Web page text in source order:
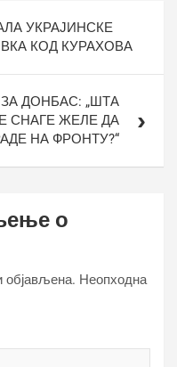
УКРАЈИНСКЕ
КОД КУРАХОВА
ДОНБАС: „ШТА
СНАГЕ ЖЕЛЕ ДА
НА ФРОНТУ?“
о
објављена. Неопходна